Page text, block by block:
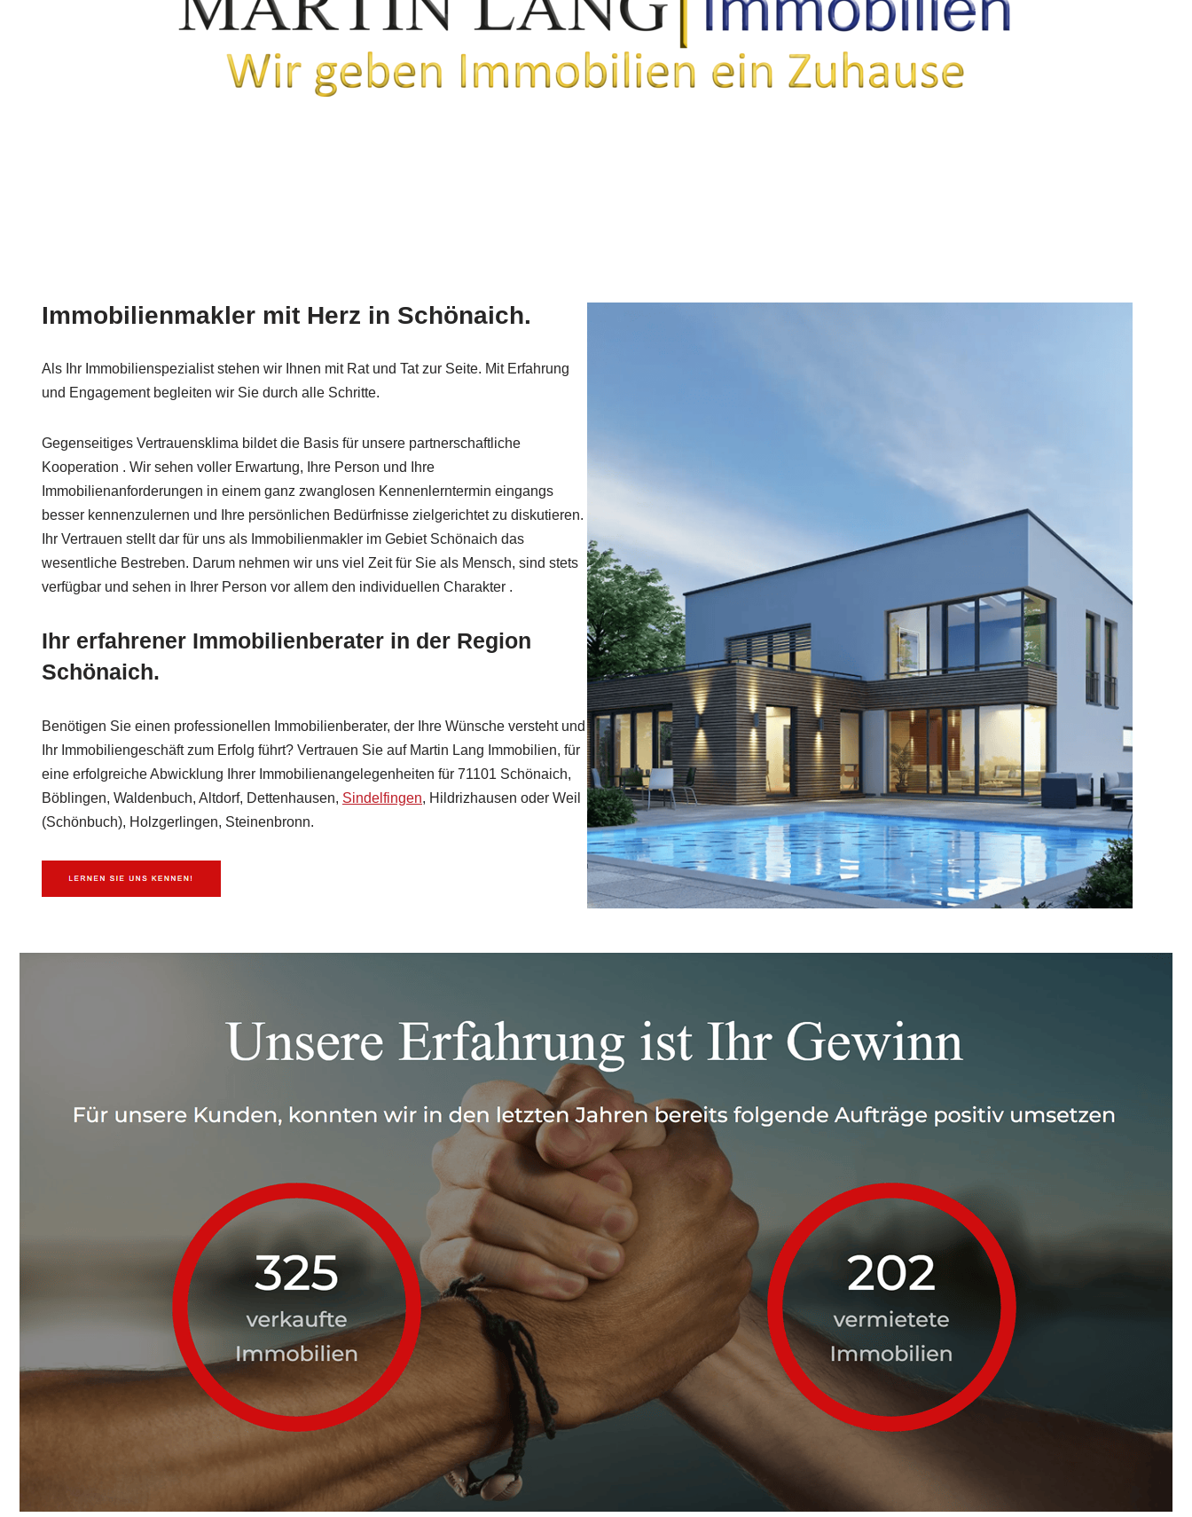
Immobilienmakler mit Herz in Schönaich.
Als Ihr Immobilienspezialist stehen wir Ihnen mit Rat und Tat zur Seite. Mit Erfahrung
und Engagement begleiten wir Sie durch alle Schritte.
Gegenseitiges Vertrauensklima bildet die Basis für unsere partnerschaftliche
Kooperation . Wir sehen voller Erwartung, Ihre Person und Ihre
Immobilienanforderungen in einem ganz zwanglosen Kennenlerntermin eingangs
besser kennenzulernen und Ihre persönlichen Bedürfnisse zielgerichtet zu diskutieren.
Ihr Vertrauen stellt dar für uns als Immobilienmakler im Gebiet Schönaich das
wesentliche Bestreben. Darum nehmen wir uns viel Zeit für Sie als Mensch, sind stets
verfügbar und sehen in Ihrer Person vor allem den individuellen Charakter .
Ihr erfahrener Immobilienberater in der Region
Schönaich.
Benötigen Sie einen professionellen Immobilienberater, der Ihre Wünsche versteht und
Ihr Immobiliengeschäft zum Erfolg führt? Vertrauen Sie auf Martin Lang Immobilien, für
eine erfolgreiche Abwicklung Ihrer Immobilienangelegenheiten für 71101 Schönaich,
Böblingen, Waldenbuch, Altdorf, Dettenhausen, Sindelfingen, Hildrizhausen oder Weil
(Schönbuch), Holzgerlingen, Steinenbronn.